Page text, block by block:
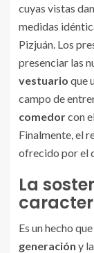
cuyas vistas
medidas
Pizjuán. Los
presenciar las
vestuario que
campo de
comedorcon
Finalmente, el
ofrecido por el
La
Es un hecho
generación y